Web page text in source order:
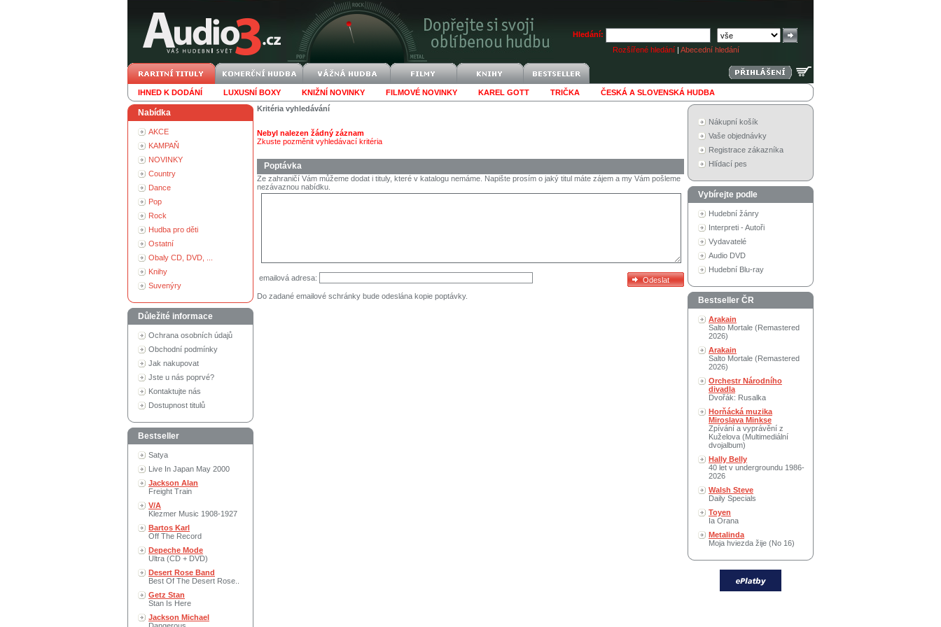
Hledání:
Rozšířené hledání | Abecední hledání
IHNED K DODÁNÍ LUXUSNÍ BOXY KNIŽNÍ NOVINKY FILMOVÉ NOVINKY KAREL GOTT TRIČKA ČESKÁ A SLOVENSKÁ HUDBA
Nabídka
AKCE
KAMPAŇ
NOVINKY
Country
Dance
Pop
Rock
Hudba pro děti
Ostatní
Obaly CD, DVD, ...
Knihy
Suvenýry
Důležité informace
Ochrana osobních údajů
Obchodní podmínky
Jak nakupovat
Jste u nás poprvé?
Kontaktujte nás
Dostupnost titulů
Bestseller
Satya
Live In Japan May 2000
Jackson Alan
Freight Train
V/A
Klezmer Music 1908-1927
Bartos Karl
Off The Record
Depeche Mode
Ultra (CD + DVD)
Desert Rose Band
Best Of The Desert Rose..
Getz Stan
Stan Is Here
Jackson Michael
Kritéria vyhledávání
Nebyl nalezen žádný záznam
Zkuste pozměnit vyhledávací kritéria
Poptávka
Ze zahraničí Vám můžeme dodat i tituly, které v katalogu nemáme. Napište prosím o jaký titul máte zájem a my Vám pošleme
nezávaznou nabídku.
emailová adresa:
Do zadané emailové schránky bude odeslána kopie poptávky.
Nákupní košík
Vaše objednávky
Registrace zákazníka
Hlídací pes
Vybírejte podle
Hudební žánry
Interpreti - Autoři
Vydavatelé
Audio DVD
Hudební Blu-ray
Bestseller ČR
Arakain
Salto Mortale (Remastered
2026)
Arakain
Salto Mortale (Remastered
2026)
Orchestr Národního
divadla
Dvořák: Rusalka
Horňácká muzika
Miroslava Minkse
Zpívání a vyprávění z
Kuželova (Multimediální
dvojalbum)
Hally Belly
40 let v undergroundu 1986-
2026
Walsh Steve
Daily Specials
Toyen
Ia Orana
Metalinda
Moja hviezda žije (No 16)